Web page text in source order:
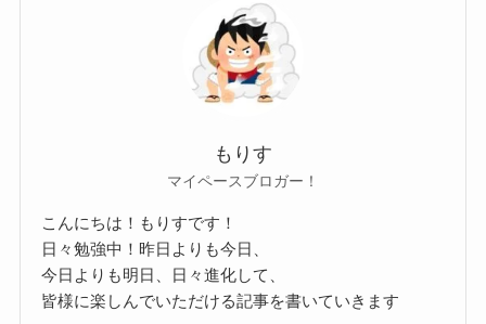
2006年にロシアの舞台演出アカデミーを卒
業している模様です。
上記の通り
2015年のロシアンスナイパーという映画で
ソ連の狙撃手リュドミラ・パヴリチェンコを演じ
もりす
マイペースブロガー！
こんにちは！もりすです！
日々勉強中！昨日よりも今日、
今日よりも明日、日々進化して、
皆様に楽しんでいただける記事を書いていきます